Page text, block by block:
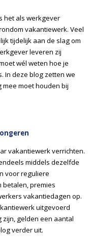
het als werkgever
vakantiewerk. Veel
tijdelijk aan de slag om
leveren zij
wél weten hoe je
In deze blog zetten we
moet houden bij
vakantiewerk verrichten.
middels dezelfde
voor reguliere
betalen, premies
vakantiedagen op.
uitgevoerd
gelden een aantal
verder uit.